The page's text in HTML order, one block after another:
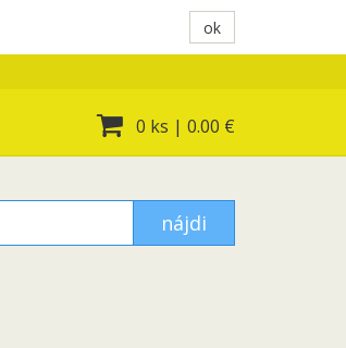
ok
0 ks | 0.00 €
nájdi